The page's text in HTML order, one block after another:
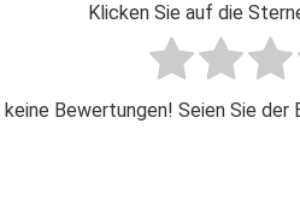
Klicken Sie auf die
keine Bewertungen! Seien Sie